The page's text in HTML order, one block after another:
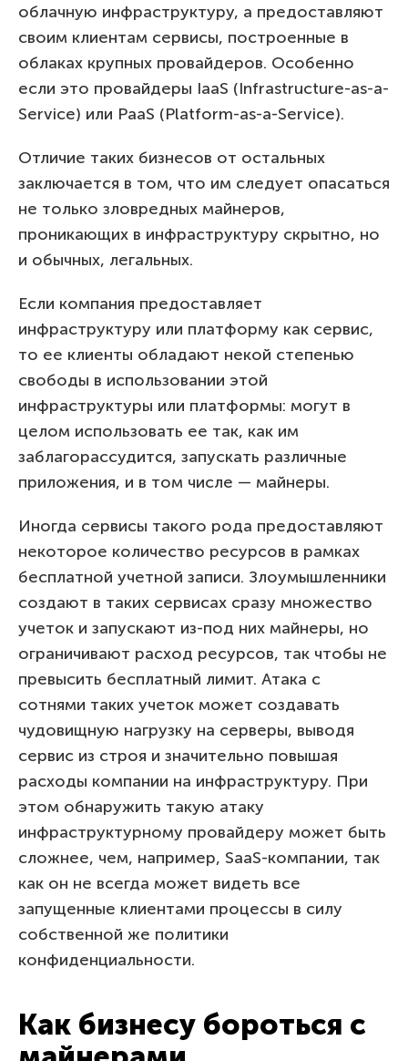
облачную инфраструктуру, а предоставляют
своим клиентам сервисы, построенные в
облаках крупных провайдеров. Особенно
если это провайдеры IaaS (Infrastructure-as-a-
Service) или PaaS (Platform-as-a-Service).
Отличие таких бизнесов от остальных
заключается в том, что им следует опасаться
не только зловредных майнеров,
проникающих в инфраструктуру скрытно, но
и обычных, легальных.
Если компания предоставляет
инфраструктуру или платформу как сервис,
то ее клиенты обладают некой степенью
свободы в использовании этой
инфраструктуры или платформы: могут в
целом использовать ее так, как им
заблагорассудится, запускать различные
приложения, и в том числе — майнеры.
Иногда сервисы такого рода предоставляют
некоторое количество ресурсов в рамках
бесплатной учетной записи. Злоумышленники
создают в таких сервисах сразу множество
учеток и запускают из-под них майнеры, но
ограничивают расход ресурсов, так чтобы не
превысить бесплатный лимит. Атака с
сотнями таких учеток может создавать
чудовищную нагрузку на серверы, выводя
сервис из строя и значительно повышая
расходы компании на инфраструктуру. При
этом обнаружить такую атаку
инфраструктурному провайдеру может быть
сложнее, чем, например, SaaS-компании, так
как он не всегда может видеть все
запущенные клиентами процессы в силу
собственной же политики
конфиденциальности.
Как бизнесу бороться с